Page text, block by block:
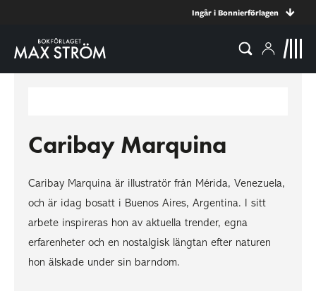
Ingår i Bonnierförlagen
Caribay Marquina
Caribay Marquina är illustratör från Mérida, Venezuela,
och är idag bosatt i Buenos Aires, Argentina. I sitt
arbete inspireras hon av aktuella trender, egna
erfarenheter och en nostalgisk längtan efter naturen
hon älskade under sin barndom.